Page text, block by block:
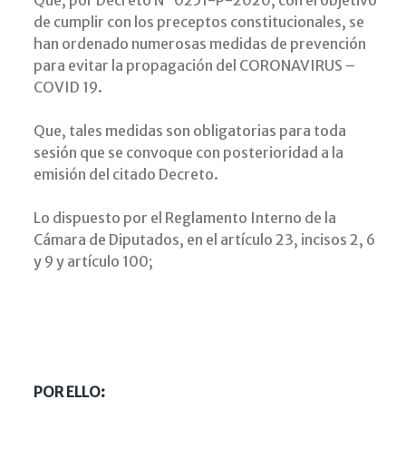
de cumplir con los preceptos constitucionales, se
han ordenado numerosas medidas de prevención
para evitar la propagación del CORONAVIRUS –
COVID 19.
Que, tales medidas son obligatorias para toda
sesión que se convoque con posterioridad a la
emisión del citado Decreto.
Lo dispuesto por el Reglamento Interno de la
Cámara de Diputados, en el artículo 23, incisos 2, 6
y 9 y artículo 100;
POR ELLO: